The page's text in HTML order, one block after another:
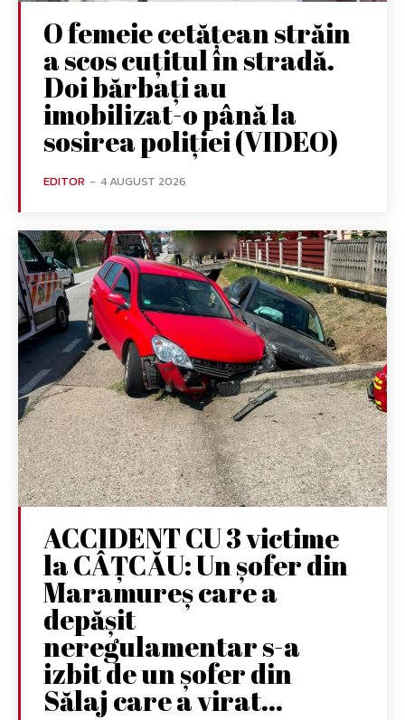
O femeie cetățean străin
a scos cuțitul în stradă.
Doi bărbați au
imobilizat-o până la
sosirea poliției (VIDEO)
EDITOR - 4 AUGUST 2026
ACCIDENT CU 3 victime
la CÂȚCĂU: Un șofer din
Maramureș care a
depășit
neregulamentar s-a
izbit de un șofer din
Sălaj care a virat...